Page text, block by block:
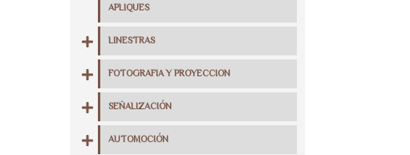
APLIQUES
LINESTRAS
FOTOGRAFIA Y PROYECCION
SEÑALIZACIÓN
AUTOMOCIÓN